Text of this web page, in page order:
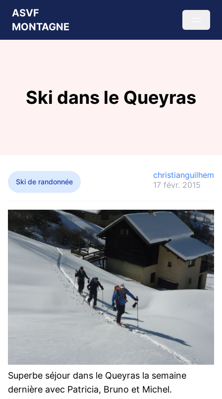
ASVF
MONTAGNE
Ski dans le Queyras
Ski de randonnée
christianguilhem
17 févr. 2015
Superbe séjour dans le Queyras la semaine
dernière avec Patricia, Bruno et Michel.